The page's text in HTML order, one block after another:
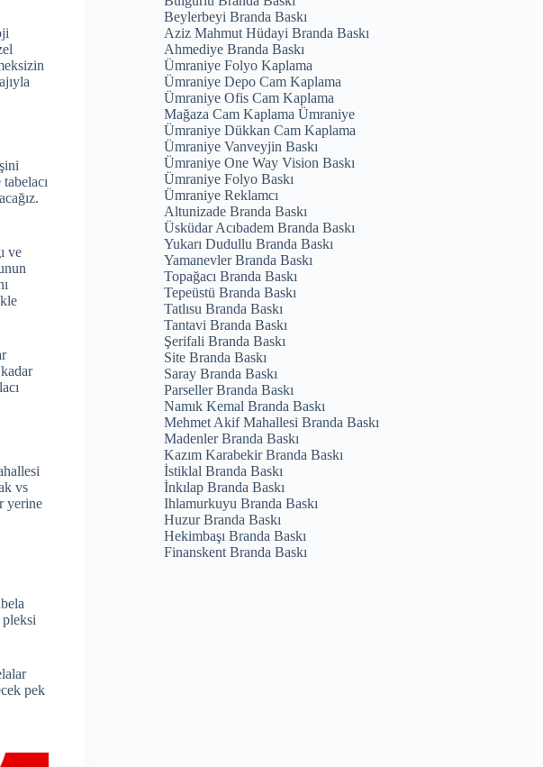
ve
vs
yerine
pek
Beylerbeyi Branda Baskı
Aziz Mahmut Hüdayi Branda Baskı
Ahmediye Branda Baskı
Ümraniye Folyo Kaplama
Ümraniye Depo Cam Kaplama
Ümraniye Ofis Cam Kaplama
Mağaza Cam Kaplama Ümraniye
Ümraniye Dükkan Cam Kaplama
Ümraniye Vanveyjin Baskı
Ümraniye One Way Vision Baskı
Ümraniye Folyo Baskı
Ümraniye Reklamcı
Altunizade Branda Baskı
Üsküdar Acıbadem Branda Baskı
Yukarı Dudullu Branda Baskı
Yamanevler Branda Baskı
Topağacı Branda Baskı
Tepeüstü Branda Baskı
Tatlısu Branda Baskı
Tantavi Branda Baskı
Şerifali Branda Baskı
Site Branda Baskı
Saray Branda Baskı
Parseller Branda Baskı
Namık Kemal Branda Baskı
Mehmet Akif Mahallesi Branda Baskı
Madenler Branda Baskı
Kazım Karabekir Branda Baskı
İstiklal Branda Baskı
İnkılap Branda Baskı
Ihlamurkuyu Branda Baskı
Huzur Branda Baskı
Hekimbaşı Branda Baskı
Finanskent Branda Baskı